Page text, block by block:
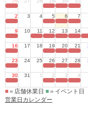
2 3 4 5 6 7
9 10 11 12 13 14
16 17 18 19 20 21
23 24 25 26 27 28
30 31 1 2 3 4
■ ＝店舗休業日 ■ ＝イベント日
営業日カレンダー